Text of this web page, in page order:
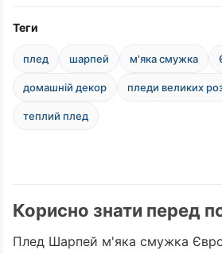
Теги
плед шарпей м'яка смужка
домашній декор пледи великих
теплий плед
Корисно знати перед
Плед Шарпей м'яка смужка